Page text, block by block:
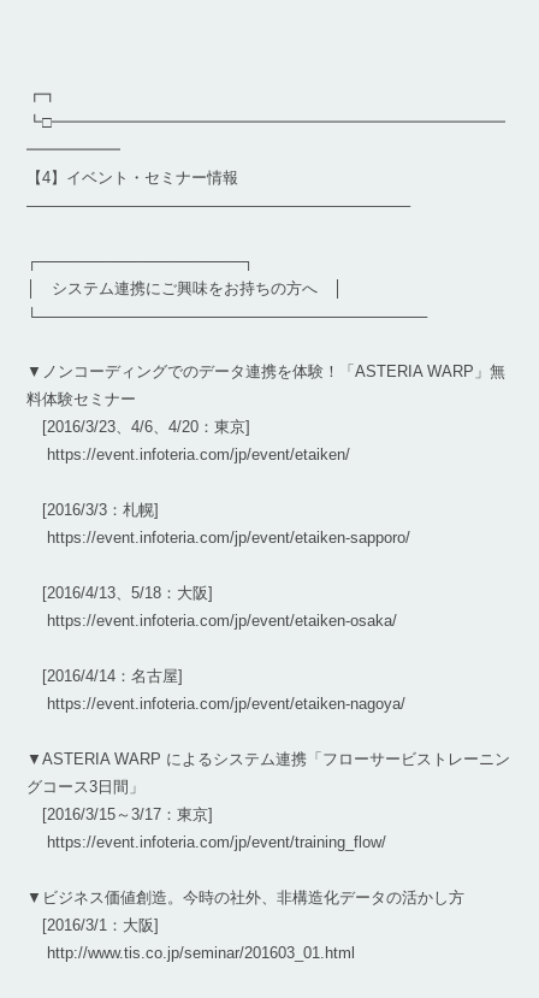
┏┓
┗□━━━━━━━━━━━━━━━━━━━━━━━━━━━━━
━━━━━━
【4】イベント・セミナー情報
————————————————————————–
┌───────────────────┐
│ システム連携にご興味をお持ちの方へ │
└────────────────────────────────────
▼ノンコーディングでのデータ連携を体験！「ASTERIA WARP」無
料体験セミナー
[2016/3/23、4/6、4/20：東京]
https://event.infoteria.com/jp/event/etaiken/
[2016/3/3：札幌]
https://event.infoteria.com/jp/event/etaiken-sapporo/
[2016/4/13、5/18：大阪]
https://event.infoteria.com/jp/event/etaiken-osaka/
[2016/4/14：名古屋]
https://event.infoteria.com/jp/event/etaiken-nagoya/
▼ASTERIA WARP によるシステム連携「フローサービストレーニン
グコース3日間」
[2016/3/15～3/17：東京]
https://event.infoteria.com/jp/event/training_flow/
▼ビジネス価値創造。今時の社外、非構造化データの活かし方
[2016/3/1：大阪]
http://www.tis.co.jp/seminar/201603_01.html